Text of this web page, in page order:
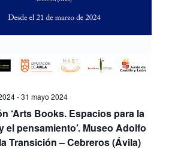
-31 mayo 2024
‘Arts Books. Espacios para la
el pensamiento’. Museo Adolfo
Transición – Cebreros (Ávila)